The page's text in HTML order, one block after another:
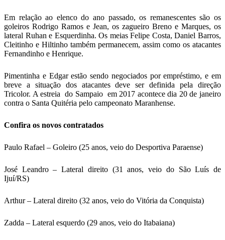
Em relação ao elenco do ano passado, os remanescentes são os
goleiros Rodrigo Ramos e Jean, os zagueiro Breno e Marques, os
lateral Ruhan e Esquerdinha. Os meias Felipe Costa, Daniel Barros,
Cleitinho e Hiltinho também permanecem, assim como os atacantes
Fernandinho e Henrique.
Pimentinha e Edgar estão sendo negociados por empréstimo, e em
breve a situação dos atacantes deve ser definida pela direção
Tricolor. A estreia do Sampaio em 2017 acontece dia 20 de janeiro
contra o Santa Quitéria pelo campeonato Maranhense.
Confira os novos contratados
Paulo Rafael – Goleiro (25 anos, veio do Desportiva Paraense)
José Leandro – Lateral direito (31 anos, veio do São Luís de
Ijuí/RS)
Arthur – Lateral direito (32 anos, veio do Vitória da Conquista)
Zadda – Lateral esquerdo (29 anos, veio do Itabaiana)